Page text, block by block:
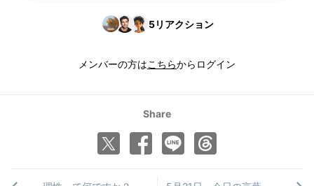
5リアクション
メンバーの方はこちらからログイン
Share